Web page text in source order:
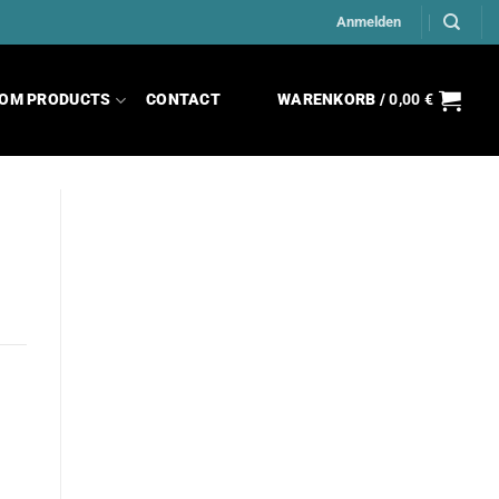
Anmelden
PRODUCTS CONTACT WARENKORB /0,00 €